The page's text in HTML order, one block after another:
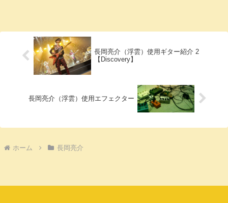
長岡亮介（浮雲）使用ギター紹介 2
【Discovery】
長岡亮介（浮雲）使用エフェクター
ホーム 長岡亮介